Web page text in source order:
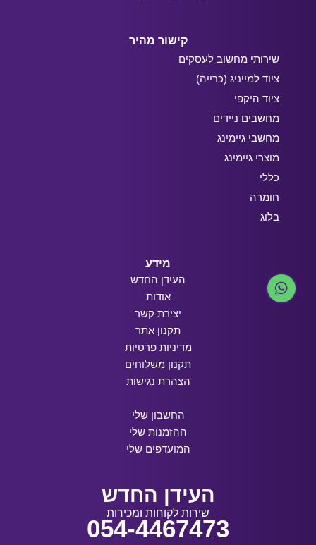
קישור מהיר
שירותי מחשוב לעסקים
ציוד למייניג (כרייה)
ציוד היקפי
מחשבים ניידים
מחשבי גיימינג
מוצרי גיימינג
כללי
חומרה
בלוג
מידע
העידן החדש
אודות
יצירת קשר
תקנון אתר
מדיניות פרטיות
תקנון משלוחים
הצהרת נגישות
החשבון שלי
ההזמנות שלי
המועדפים שלי
העידן החדש
שירות לקוחות ומכירות
054-4467473